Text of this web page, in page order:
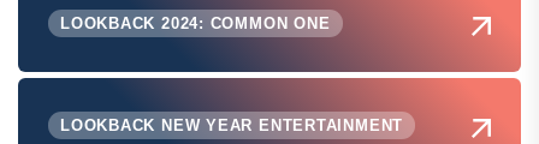
LOOKBACK 2024: COMMON ONE
LOOKBACK NEW YEAR ENTERTAINMENT